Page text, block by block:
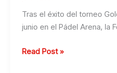
Tras el éxito del torneo
junio en el Pádel Arena, la
LAS
Read Post »